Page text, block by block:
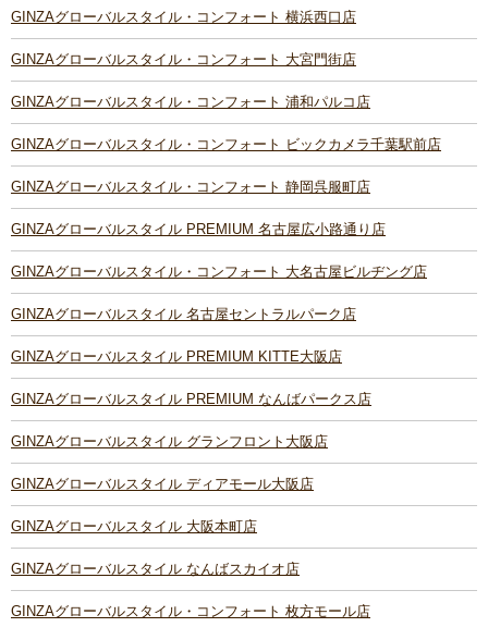
GINZAグローバルスタイル・コンフォート 横浜西口店
GINZAグローバルスタイル・コンフォート 大宮門街店
GINZAグローバルスタイル・コンフォート 浦和パルコ店
GINZAグローバルスタイル・コンフォート ビックカメラ千葉駅前店
GINZAグローバルスタイル・コンフォート 静岡呉服町店
GINZAグローバルスタイル PREMIUM 名古屋広小路通り店
GINZAグローバルスタイル・コンフォート 大名古屋ビルヂング店
GINZAグローバルスタイル 名古屋セントラルパーク店
GINZAグローバルスタイル PREMIUM KITTE大阪店
GINZAグローバルスタイル PREMIUM なんばパークス店
GINZAグローバルスタイル グランフロント大阪店
GINZAグローバルスタイル ディアモール大阪店
GINZAグローバルスタイル 大阪本町店
GINZAグローバルスタイル なんばスカイオ店
GINZAグローバルスタイル・コンフォート 枚方モール店